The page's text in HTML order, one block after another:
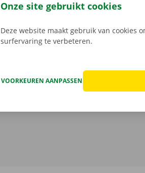
assistentie en pechverhelping
Onze site gebruikt cookies
Deze website maakt gebruik van cookies
surfervaring te verbeteren.
VOORKEUREN AANPASSEN